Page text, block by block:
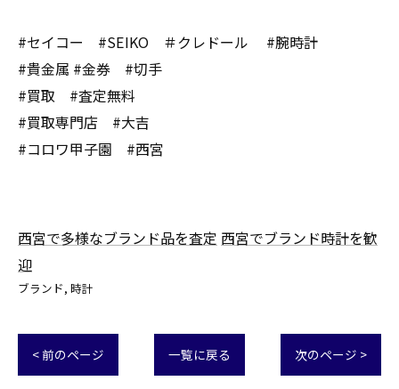
#セイコー #SEIKO ＃クレドール #腕時計
#貴金属 #金券 #切手
#買取 #査定無料
#買取専門店 #大吉
#コロワ甲子園 #西宮
西宮で多様なブランド品を査定 西宮でブランド時計を歓
迎
ブランド 時計
< 前のページ 一覧に戻る 次のページ >